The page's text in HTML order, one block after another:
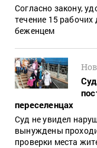
Согласно закону,
течение 15 рабочих
беженцем
переселенцах
Суд не увидел
вынуждены
проверки места